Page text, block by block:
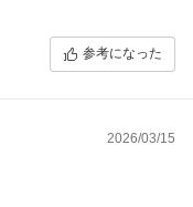
参考になった
2026/03/15